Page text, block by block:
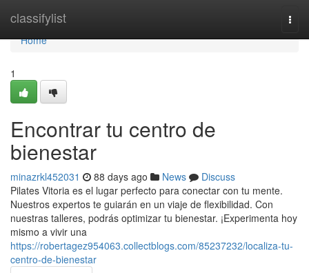
classifylist
Home
Home
1
Encontrar tu centro de
bienestar
minazrkl452031 88 days ago News
Discuss
Pilates Vitoria es el lugar perfecto para conectar con tu mente.
Nuestros expertos te guiarán en un viaje de flexibilidad. Con
nuestras talleres, podrás optimizar tu bienestar. ¡Experimenta hoy
mismo a vivir una
https://robertagez954063.collectblogs.com/85237232/localiza-tu-
centro-de-bienestar